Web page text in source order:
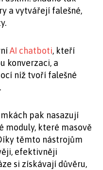
a vytvářejí falešné,
AI chatboti, kteří
konverzaci, a
níž tvoří falešné
pak nasazují
moduly, které masově
těmto nástrojům
efektivněji
si získávají důvěru,